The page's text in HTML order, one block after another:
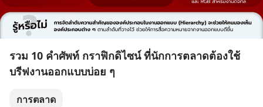
รวม 10 คำศัพท์ กราฟิกดิไซน์ ที่นักการตลาดต้องใช้
บรีฟงานออกแบบบ่อย ๆ
การตลาด